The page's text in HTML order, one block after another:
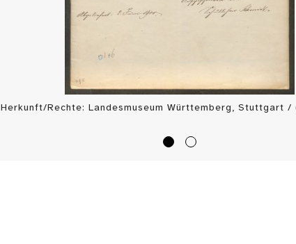
Herkunft/Rechte: Landesmuseum Württemberg, Stuttgart /